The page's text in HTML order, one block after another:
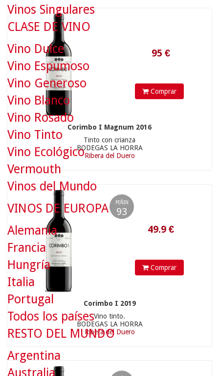
Comprar
Corimbo I Magnum 2016
Tinto con crianza
BODEGAS LA HORRA
Ribera del Duero
PEÑIN
93
Comprar
Corimbo I 2019
Vino tinto.
BODEGAS LA HORRA
Ribera del Duero
48.9
Vinos Singulares
CLASE DE VINO
Vino Dulce
Vino Espumoso
Vino Generoso
Vino Blanco
Vino Rosado
Vino Tinto
Vino Ecológico
Vermouth
Vinos del Mundo
VINOS DE EUROPA
Alemania
Francia
Hungría
Italia
Portugal
Todos los países
RESTO DEL MUNDO
Argentina
Australia